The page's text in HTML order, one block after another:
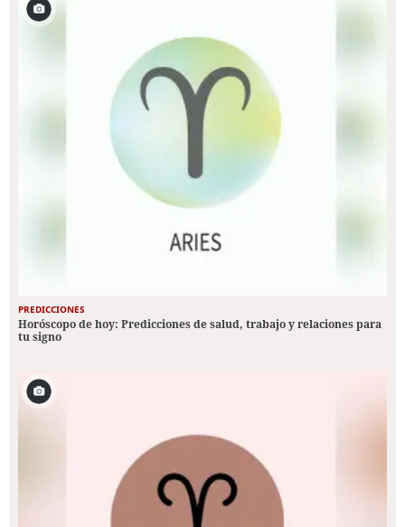
PREDICCIONES
Horóscopo de hoy: Predicciones de salud, trabajo y relaciones para
tu signo